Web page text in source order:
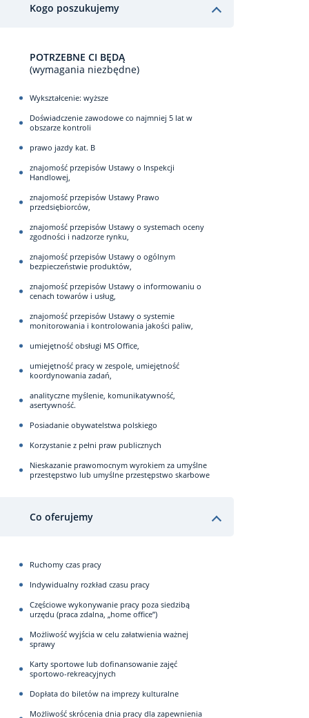
Kogo poszukujemy
POTRZEBNE CI BĘDĄ
(wymagania niezbędne)
Wykształcenie: wyższe
Doświadczenie zawodowe co najmniej 5 lat w
obszarze kontroli
prawo jazdy kat. B
znajomość przepisów Ustawy o Inspekcji
Handlowej,
znajomość przepisów Ustawy Prawo
przedsiębiorców,
znajomość przepisów Ustawy o systemach oceny
zgodności i nadzorze rynku,
znajomość przepisów Ustawy o ogólnym
bezpieczeństwie produktów,
znajomość przepisów Ustawy o informowaniu o
cenach towarów i usług,
znajomość przepisów Ustawy o systemie
monitorowania i kontrolowania jakości paliw,
umiejętność obsługi MS Office,
umiejętność pracy w zespole, umiejętność
koordynowania zadań,
analityczne myślenie, komunikatywność,
asertywność.
Posiadanie obywatelstwa polskiego
Korzystanie z pełni praw publicznych
Nieskazanie prawomocnym wyrokiem za umyślne
przestępstwo lub umyślne przestępstwo skarbowe
Co oferujemy
Ruchomy czas pracy
Indywidualny rozkład czasu pracy
Częściowe wykonywanie pracy poza siedzibą
urzędu (praca zdalna, „home office”)
Możliwość wyjścia w celu załatwienia ważnej
sprawy
Karty sportowe lub dofinansowanie zajęć
sportowo-rekreacyjnych
Dopłata do biletów na imprezy kulturalne
Możliwość skrócenia dnia pracy dla zapewnienia